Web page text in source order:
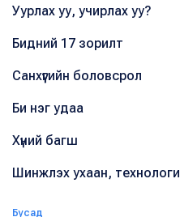
Уурлах уу, учирлах уу?
Бидний 17 зорилт
Санхүүгийн боловсрол
Би нэг удаа
Хүний багш
Шинжлэх ухаан, технологи
Бусад